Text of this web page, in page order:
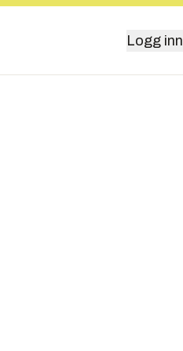
Logg inn